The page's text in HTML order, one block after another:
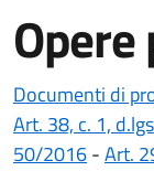
Documenti di
Art. 38, c. 1,
50/2016(apre
-Art.